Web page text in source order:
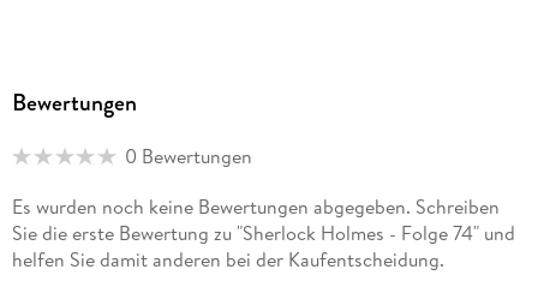
Bewertungen
0 Bewertungen
Es wurden noch keine Bewertungen abgegeben. Schreiben
Sie die erste Bewertung zu "Sherlock Holmes - Folge 74" und
helfen Sie damit anderen bei der Kaufentscheidung.